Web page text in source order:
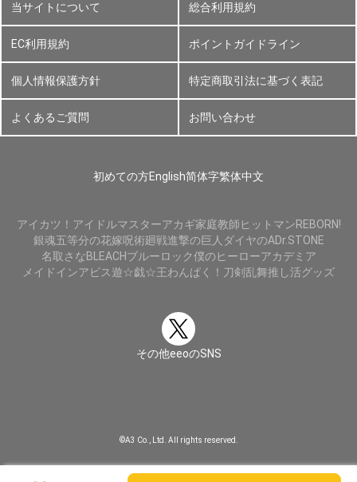
当サイトについて 総合利用規約
EC利用規約 ポイントガイドライン
個人情報保護方針 特定商取引法に基づく表記
よくあるご質問 お問い合わせ
初めての方English简体字繁体中文
アイカツ！ アイドルマスターアカギ家庭教師ヒットマンREBORN!
銀魂五等分の花嫁呪術廻戦進撃の巨人 ダイヤのADr.STONE
名取さなBLEACHブルーロック僕のヒーローアカデミア
メイドインアビス遊☆戯☆王わんぱく！刀剣乱舞推し活グッズ
その他eeoのSNS
©A3 Co., Ltd. All rights reserved.